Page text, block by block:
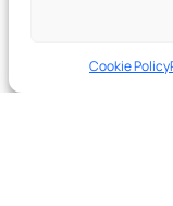
Cookie Policy